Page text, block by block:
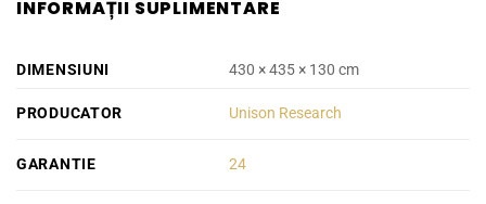
INFORMAȚII SUPLIMENTARE
DIMENSIUNI 430 × 435 × 130 cm
PRODUCATOR Unison Research
GARANTIE 24